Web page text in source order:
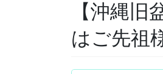
【沖縄
はご先祖